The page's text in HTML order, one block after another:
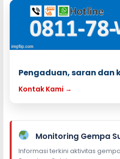
Pengaduan, saran dan
Kontak Kami →
Monitoring Gempa
Informasi terkini aktivitas